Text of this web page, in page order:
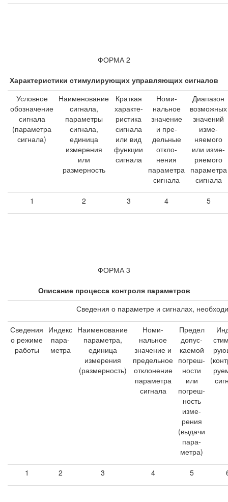
ФОРМА 2
Характеристики стимулирующих управляющих сигналов
Условное
обозначение
сигнала
(параметра
сигнала)
Наименование
сигнала,
параметры
сигнала,
единица
измерения
или
размерность
Краткая
характе-
ристика
сигнала
или вид
функции
сигнала
Номи-
нальное
значение
и пре-
дельные
откло-
нения
параметра
сигнала
Диапазон
возможных
значений
изме-
няемого
или изме-
ряемого
параметра
сигнала
1 2 3 4 5
ФОРМА 3
Описание процесса контроля параметров
Сведения о параметре и сигналах,
Сведения
о режиме
работы
Индекс
пара-
метра
Наименование
параметра,
единица
измерения
(размерность)
Номи-
нальное
значение и
предельное
отклонение
параметра
сигнала
Предел
допус-
каемой
погреш-
ности
или
погреш-
ность
изме-
рения
(выдачи
пара-
метра)
1 2 3 4 5